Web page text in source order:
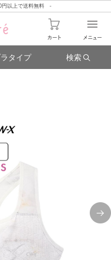
以上で送料無料 -
タイプ 検索